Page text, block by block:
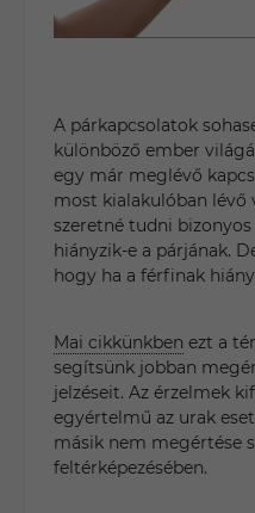
A párkapcsolatok
különböző ember
egy már meglévő
most kialakulóban lévő
szeretné tudni
hiányzik-e a párjának.
hogy ha a férfinak
Mai cikkünkben ezt a
segítsünk jobban
jelzéseit. Az érzelmek
egyértelmű az urak
másik nem megértése
feltérképezésében.